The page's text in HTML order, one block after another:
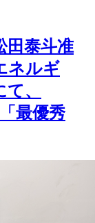
田泰斗准
ネルギ
、
最優秀